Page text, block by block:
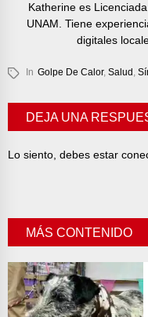
Katherine es
UNAM. Tiene
digitales
In Golpe De Calor, Salud ,
DEJA UNA
Lo siento, debes estar
MÁS CONTENIDO